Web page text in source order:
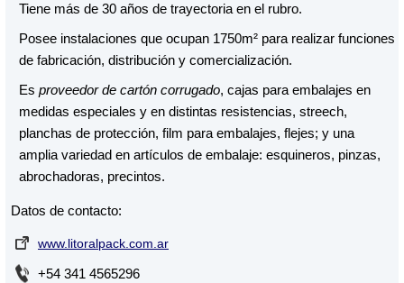
Tiene más de 30 años de trayectoria en el rubro.
Posee instalaciones que ocupan 1750m² para realizar funciones
de fabricación, distribución y comercialización.
Es proveedor de cartón corrugado, cajas para embalajes en
medidas especiales y en distintas resistencias, streech,
planchas de protección, film para embalajes, flejes; y una
amplia variedad en artículos de embalaje: esquineros, pinzas,
abrochadoras, precintos.
Datos de contacto:
www.litoralpack.com.ar
+54 341 4565296